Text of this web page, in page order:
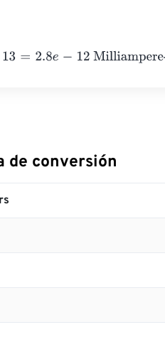
hours
de conversión